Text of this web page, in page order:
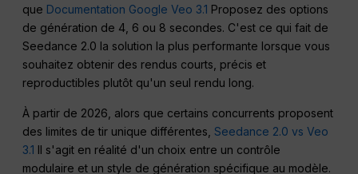
que Documentation Google Veo 3.1 Proposez des options
de génération de 4, 6 ou 8 secondes. C'est ce qui fait de
Seedance 2.0 la solution la plus performante lorsque vous
souhaitez obtenir des rendus courts, précis et
reproductibles plutôt qu'un seul rendu long.
À partir de 2026, alors que certains concurrents proposent
des limites de tir unique différentes,Seedance 2.0 vs Veo
3.1 Il s'agit en réalité d'un choix entre un contrôle
modulaire et un style de génération spécifique au modèle.